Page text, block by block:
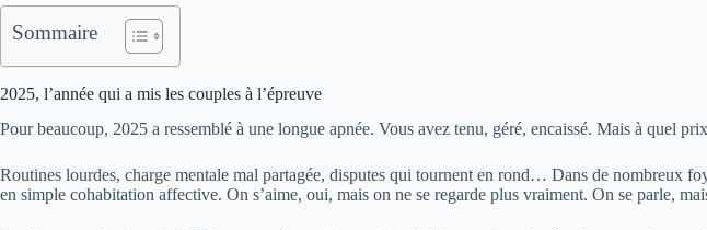
Sommaire
2025, l’année qui a mis les couples à l’épreuve
Pour beaucoup, 2025 a ressemblé à une longue apnée. Vous avez tenu, géré, encaissé. Mais à quel
Routines lourdes, charge mentale mal partagée, disputes qui tournent en rond… Dans de nombreux
en simple cohabitation affective. On s’aime, oui, mais on ne se regarde plus vraiment. On se parle,